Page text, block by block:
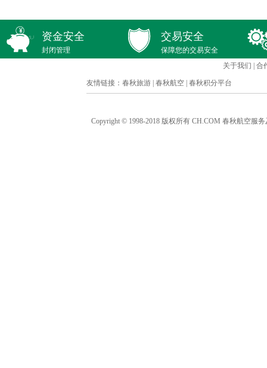
资金安全
封闭管理
交易安全
保障您的交易安全
关于我们
合
友情链接： 春秋旅游 春秋航空 春秋积分平台
Copyright © 1998-2018 版权所有 CH.COM 春秋航空服